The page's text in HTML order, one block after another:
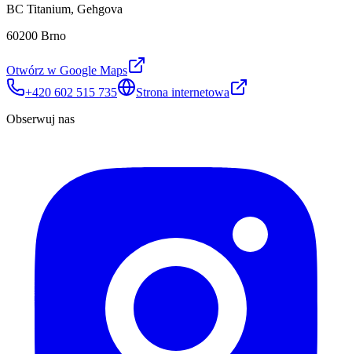
BC Titanium, Gehgova
60200 Brno
Otwórz w Google Maps
+420 602 515 735
Strona internetowa
Obserwuj nas